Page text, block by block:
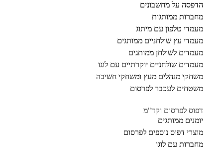
הדפסה על מחשבונים
מחברות ממותגות
מעמדי טלפון עם מיתוג
מעמדי עץ שולחניים ממותגים
מעמדים לשולחן ממותגים
מעמדים שולחניים יוקרתיים עם לוגו
משחקי מנהלים מעץ ומשחקי חשיבה
משטחים לעכבר לפרסום
דפוס לפרסום וקד"מ
יומנים ממותגים
מוצרי דפוס נוספים לפרסום
מחברות עם לוגו